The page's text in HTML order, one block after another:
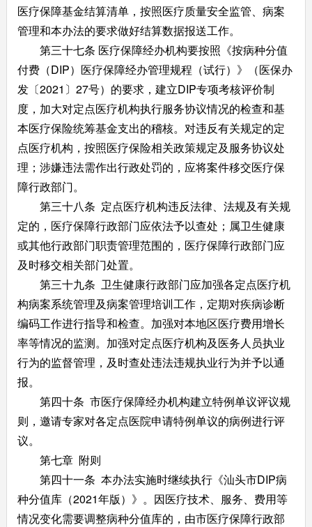
医疗保障基金结算清单，按照医疗质量安全监管、病案
管理和本办法的要求做好结算数据报送工作。
第三十七条 医疗保障经办机构要按照《按病种分值
付费（DIP）医疗保障经办管理规程（试行）》（医保办
发〔2021〕27号）的要求，建立DIP专项考核评价制
度，加大对定点医疗机构执行服务协议情况的检查和基
本医疗保险统筹基金支出的稽核。对违反有关规定的定
点医疗机构，按照医疗保险相关政策规定及服务协议处
理；涉嫌违法需作出行政处罚的，应将案件移交医疗保
障行政部门。
第三十八条 定点医疗机构违反法律、法规及有关规
定的，医疗保障行政部门应依法予以查处；属卫生健康
或其他行政部门职责管理范围的，医疗保障行政部门应
及时移交相关部门处置。
第三十九条 卫生健康行政部门应加强各定点医疗机
构病案系统管理及病案管理培训工作，定期对疾病诊断
编码工作进行指导和检查。加强对本地区医疗费用增长
率等情况的监测。加强对定点医疗机构及医务人员执业
行为的监督管理，及时查处违法违规执业行为并予以通
报。
第四十条 市医疗保障经办机构建立特例单议评议规
则，邀请专家对各定点医院申请特例单议的病例进行评
议。
第七章 附则
第四十一条 本办法实施时继续执行《汕头市DIP病
种分值库（2021年版）》。因医疗技术、服务、费用等
情况变化需要调整病种分值库的，由市医疗保障行政部